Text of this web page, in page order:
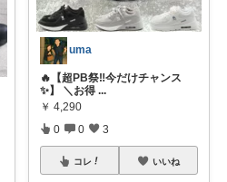
uma
🔥【超PB祭‼️今だけチャンス
✨】 ＼お得 ...
￥ 4,290
0 0 3
コレ いいね